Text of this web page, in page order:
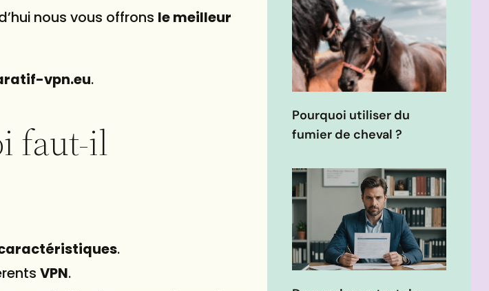
nous vous offrons le meilleur
vpn.eu.
faut-il
.
VPN.
Pourquoi utiliser du
fumier de cheval ?